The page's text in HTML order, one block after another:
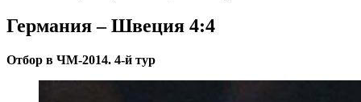
Германия – Швеция 4:4
Отбор в ЧМ-2014. 4-й тур